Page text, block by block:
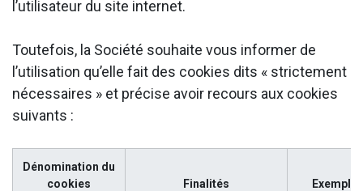
l’utilisateur du site internet.
Toutefois, la Société souhaite vous informer de
l’utilisation qu’elle fait des cookies dits « strictement
nécessaires » et précise avoir recours aux cookies
suivants :
Dénomination du
cookies
Finalités Exemple